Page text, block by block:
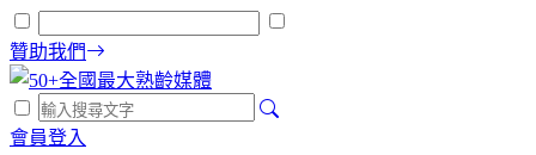
贊助我們
會員登入